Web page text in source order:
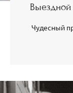
Чудесный